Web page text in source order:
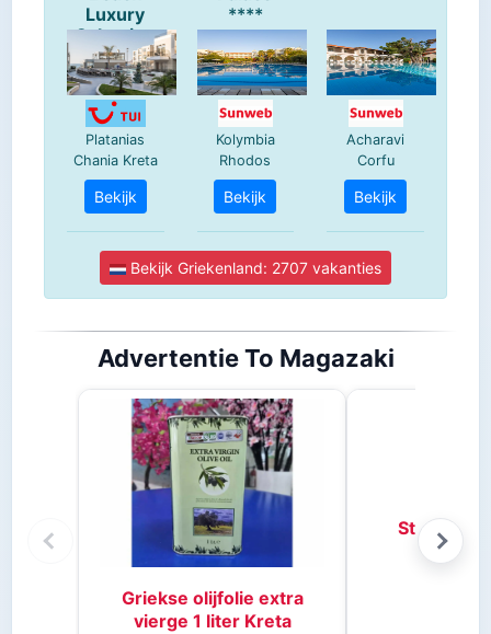
Advertentie To Magazaki
Griekse olijfolie extra
vierge 1 liter Kreta
Stifado